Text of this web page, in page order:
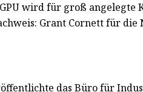
wird für groß angelegte
Grant Cornett für die
das Büro für